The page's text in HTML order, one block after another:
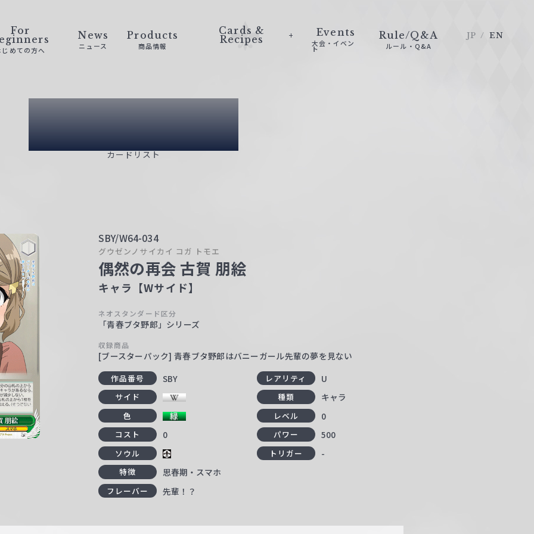
For
じめての方へ
News
ニュース
Products
商品情報
Cards &
Recipes
Events
大会・イベン
ト
Rule/Q&A
ルール・Q&A
JP EN
Card List
カードリスト
SBY/W64-034
グウゼンノサイカイ コガ トモエ
偶然の再会 古賀 朋絵
キャラ【Wサイド】
ネオスタンダード区分
「青春ブタ野郎」シリーズ
収録商品
[ブースターパック] 青春ブタ野郎はバニーガール先輩の夢を見ない
作品番号 SBY レアリティ U
サイド 種類 キャラ
色 レベル 0
コスト 0 パワー 500
ソウル トリガー -
特徴 思春期・スマホ
フレーバー 先輩！？